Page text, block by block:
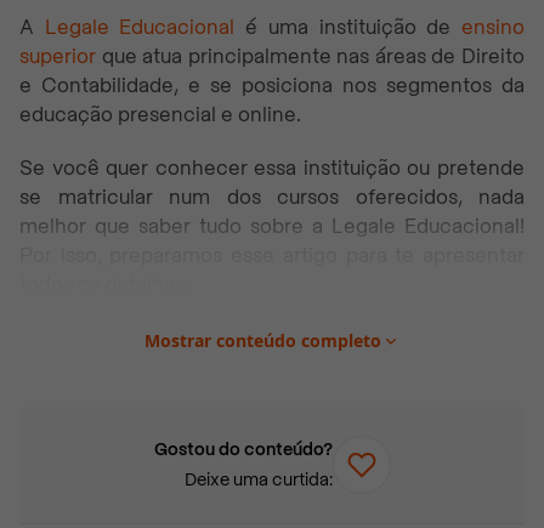
A Legale Educacional é uma instituição de ensino
superior que atua principalmente nas áreas de Direito
e Contabilidade, e se posiciona nos segmentos da
educação presencial e online.
Se você quer conhecer essa instituição ou pretende
se matricular num dos cursos oferecidos, nada
melhor que saber tudo sobre a Legale Educacional!
Vem com a gente? Boa leitura!
Sobre a Legale Educacional
Faculdade Legale
Mostrar conteúdo completo
Gostou do conteúdo?
Deixe uma curtida: